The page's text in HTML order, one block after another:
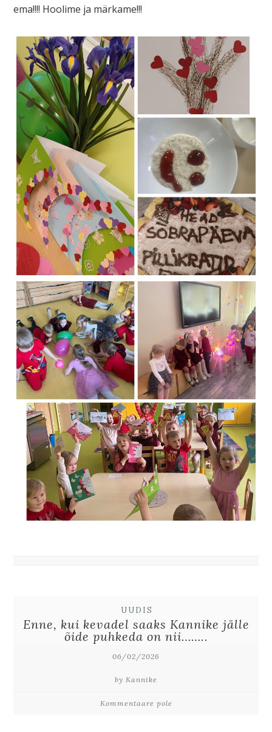
ema!!!! Hoolime ja märkame!!!
UUDIS
Enne, kui kevadel saaks Kannike jälle
õide puhkeda on nii……..
06/02/2026
by Kannike
Kommentaare pole